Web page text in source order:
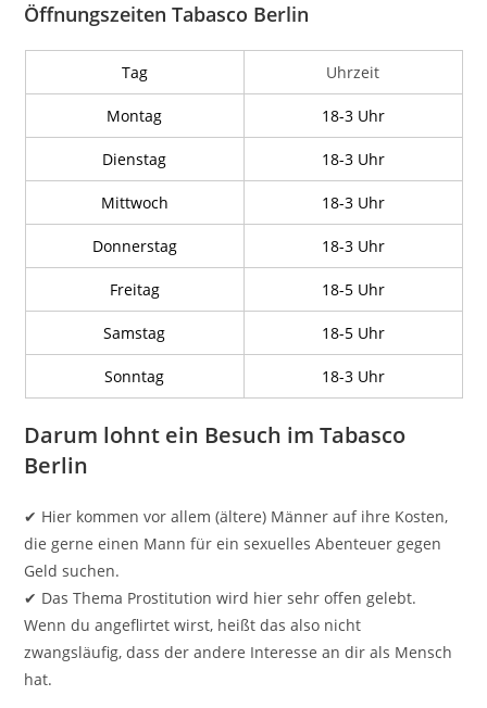
Öffnungszeiten Tabasco Berlin
Tag Uhrzeit
Montag 18-3 Uhr
Dienstag 18-3 Uhr
Mittwoch 18-3 Uhr
Donnerstag 18-3 Uhr
Freitag 18-5 Uhr
Samstag 18-5 Uhr
Sonntag 18-3 Uhr
Darum lohnt ein Besuch im Tabasco
Berlin
✔ Hier kommen vor allem (ältere) Männer auf ihre Kosten,
die gerne einen Mann für ein sexuelles Abenteuer gegen
Geld suchen.
✔ Das Thema Prostitution wird hier sehr offen gelebt.
Wenn du angeflirtet wirst, heißt das also nicht
zwangsläufig, dass der andere Interesse an dir als Mensch
hat.